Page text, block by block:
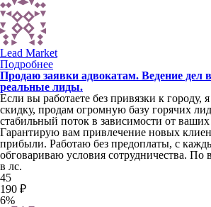
Lead Market
Подробнее
Продаю заявки адвокатам. Ведение дел
реальные лиды.
Если вы работаете без привязки к
скидку, продам огромную базу горячих
стабильный поток в зависимости от ваших
Гарантирую вам привлечение новых
прибыли. Работаю без предоплаты, с
обговариваю условия сотрудничества. По
в лс.
45
190 ₽
6%